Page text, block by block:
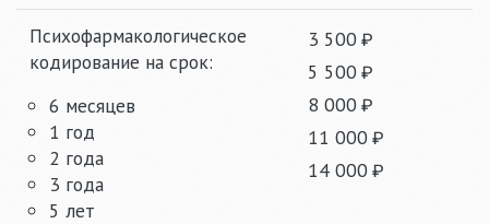
Психофармакологическое
кодирование на срок:
6 месяцев
1 год
2 года
3 года
5 лет
3 500
5 500
8 000
11 000
14 000